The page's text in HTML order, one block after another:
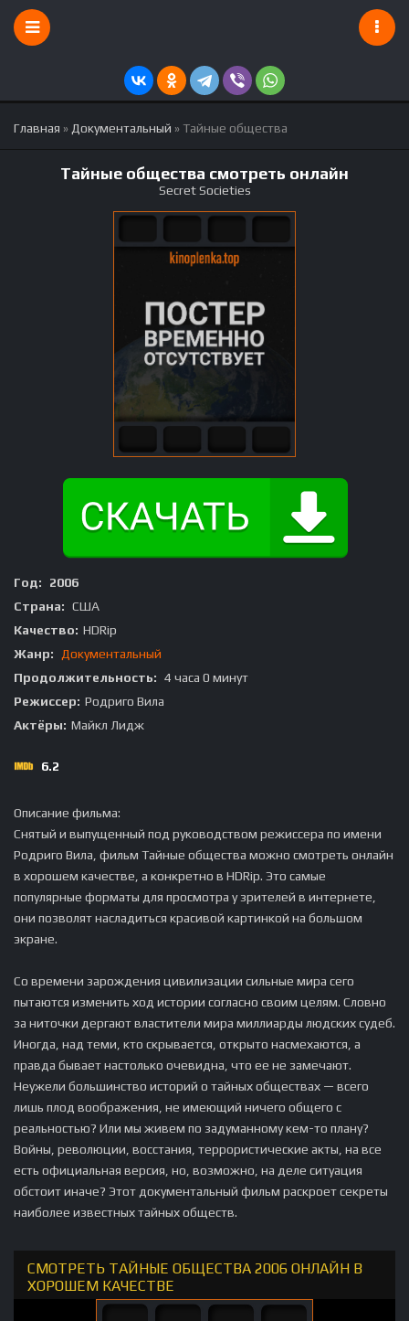
Главная » Документальный » Тайные общества
Тайные общества смотреть онлайн
Secret Societies
Год:
2006
Страна: США
Качество: HDRip
Жанр:
Документальный
Продолжительность: 4 часа 0 минут
Режиссер: Родриго Вила
Актёры: Майкл Лидж
6.2
Описание фильма:
Снятый и выпущенный под руководством режиссера по имени
Родриго Вила, фильм Тайные общества можно смотреть онлайн
в хорошем качестве, а конкретно в HDRip. Это самые
популярные форматы для просмотра у зрителей в интернете,
они позволят насладиться красивой картинкой на большом
экране.
Со времени зарождения цивилизации сильные мира сего
пытаются изменить ход истории согласно своим целям. Словно
за ниточки дергают властители мира миллиарды людских судеб.
Иногда, над теми, кто скрывается, открыто насмехаются, а
правда бывает настолько очевидна, что ее не замечают.
Неужели большинство историй о тайных обществах — всего
лишь плод воображения, не имеющий ничего общего с
реальностью? Или мы живем по задуманному кем-то плану?
Войны, революции, восстания, террористические акты, на все
есть официальная версия, но, возможно, на деле ситуация
обстоит иначе? Этот документальный фильм раскроет секреты
наиболее известных тайных обществ.
СМОТРЕТЬ ТАЙНЫЕ ОБЩЕСТВА 2006 ОНЛАЙН В
ХОРОШЕМ КАЧЕСТВЕ